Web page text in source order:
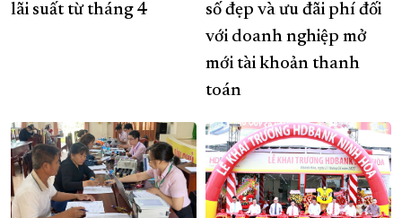
lãi suất từ tháng 4
số đẹp và ưu đãi phí đối
với doanh nghiệp mở
mới tài khoản thanh
toán